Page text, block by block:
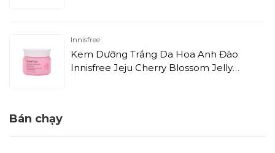
Innisfree
Kem Dưỡng Trắng Da Hoa Anh Đào
Innisfree Jeju Cherry Blossom Jelly
Bán chạy